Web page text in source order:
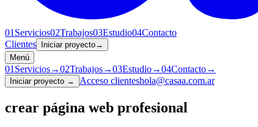
01 Servicios02Trabajos03Estudio04Contacto
Clientes
Iniciar proyecto→
Menú
01 Servicios→02Trabajos→03Estudio→04Contacto→
Iniciar proyecto → Acceso clienteshola@casaa.com.ar
crear página web profesional